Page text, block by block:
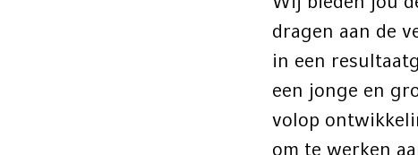
dragen aan de
in een
een jonge en
volop
om te werken